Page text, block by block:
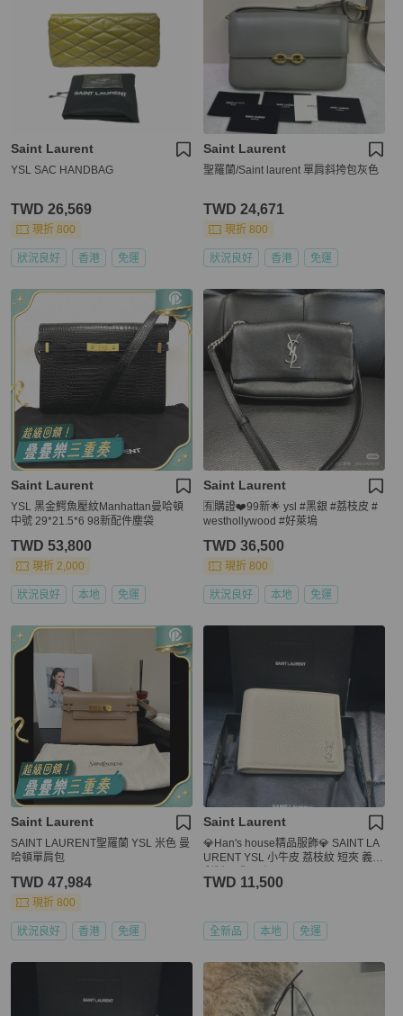
Saint Laurent
YSL SAC HANDBAG
TWD 26,569
現折 800
狀況良好 香港 免運
Saint Laurent
聖羅蘭/Saint laurent 單肩斜挎包灰色
TWD 24,671
現折 800
狀況良好 香港 免運
Saint Laurent
YSL 黑金鰐魚壓紋Manhattan曼哈頓
中號 29*21.5*6 98新配件塵袋
TWD 53,800
現折 2,000
狀況良好 本地 免運
Saint Laurent
🈶️購證❤️99新🌟 ysl #黑銀 #荔枝皮 #
westhollywood #好萊塢
TWD 36,500
現折 800
狀況良好 本地 免運
Saint Laurent
SAINT LAURENT聖羅蘭 YSL 米色 曼
哈頓單肩包
TWD 47,984
現折 800
狀況良好 香港 免運
Saint Laurent
💎Han's house精品服飾💎 SAINT LA
URENT YSL 小牛皮 荔枝紋 短夾 義大
TWD 11,500
全新品 本地 免運